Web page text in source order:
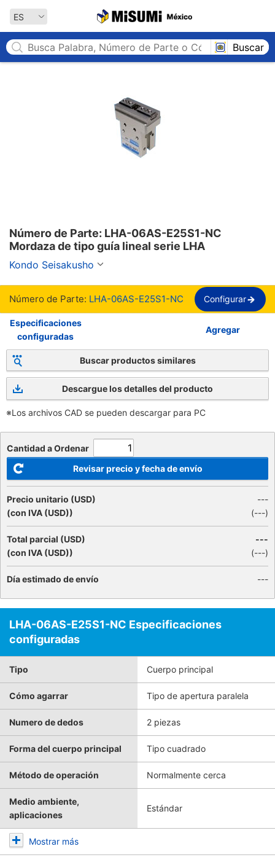
ES
Buscar
Número de Parte: LHA-06AS-E25S1-NC
Mordaza de tipo guía lineal serie LHA
Kondo Seisakusho
Número de Parte: LHA-06AS-E25S1-NC Configurar
Especificaciones
configuradas
Agregar
Buscar productos similares
Descargue los detalles del producto
※Los archivos CAD se pueden descargar para PC
Cantidad a Ordenar
Revisar precio y fecha de envío
Precio unitario (USD)
(con IVA (USD))
---
(---)
Total parcial (USD)
(con IVA (USD))
---
(---)
Día estimado de envío ---
LHA-06AS-E25S1-NC Especificaciones
configuradas
Tipo Cuerpo principal
Cómo agarrar Tipo de apertura paralela
Numero de dedos 2 piezas
Forma del cuerpo principal Tipo cuadrado
Método de operación Normalmente cerca
Medio ambiente,
aplicaciones
Estándar
Mostrar más